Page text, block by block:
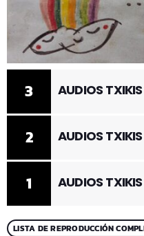
1 AUDIOS
2 AUDIOS
3 AUDIOS
LISTA DE REPRODUCCIÓN